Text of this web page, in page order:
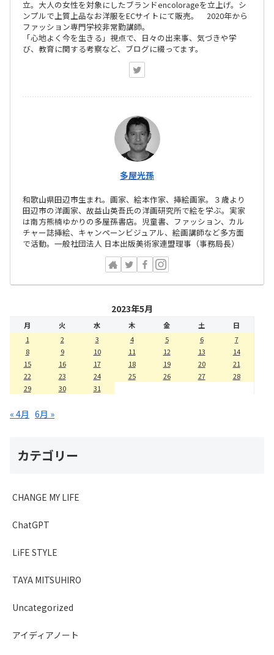
立。大人の女性を対象にしたブランドencolorageを立上げ。シ
ンプルで上質上品なお洋服をECサイトにて販売。 2020年から
ファッション専門学校非常勤講師。
「心地よく今を生きる」視点で、日々の出来事、気づきや学
び、教育に関する考察など、ブログに綴ってます。
多屋光孫
和歌山県田辺市生まれ。画家、絵本作家、挿絵画家。３歳より
田辺市の洋画家、故益山英吾氏の洋画研究所で絵を学ぶ。実家
は南方熊楠ゆかりの多屋孫書店。児童書、ファッション、カル
チャー誌挿絵、キャンペーンビジュアル、絵画講師など多方面
で活動。一般社団法人 日本出版美術家連盟理事（事務局長）
2023年5月
月 火 水 木 金 土
日
1
2 3 4 5 6
7
8
9 10 11 12 13
14
15
16 17 18 19 20
21
22
23 24 25 26 27
28
29
30 31
« 4月 6月 »
カテゴリー
CHANGE MY LIFE
ChatGPT
LiFE STYLE
TAYA MITSUHIRO
Uncategorized
アイディアノート